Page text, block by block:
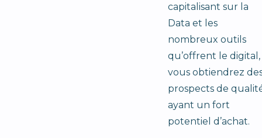
capitalisant sur la
Data et les
nombreux outils
qu’offrent le digital,
vous obtiendrez
prospects de
ayant un fort
potentiel d’achat.